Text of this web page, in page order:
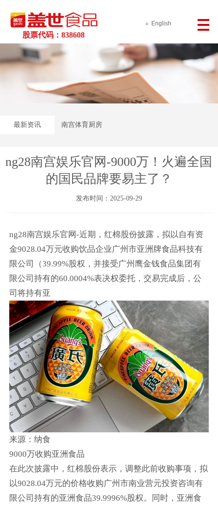
股票代码：838608
English
最新资讯 南宫体育厨房
ng28南宫娱乐官网-9000万！火遍全国
的国民品牌要易主了？
发布时间：2025-09-29
ng28南宫娱乐官网-近期，红棉股份披露，拟以自有资
金9028.04万元收购饮品企业广州市亚洲牌食品科技有
限公司（39.99%股权，并接受广州鹰金钱食品集团有
限公司持有的60.0004%表决权委托，交易完成后，公
司将持有亚
来源：纳食
9000万收购亚洲食品
在此次披露中，红棉股份表示，调整此前收购事项，拟
以9028.04万元的价格收购广州市南业营元投资咨询有
限公司持有的亚洲食品39.9996%股权。同时，亚洲食